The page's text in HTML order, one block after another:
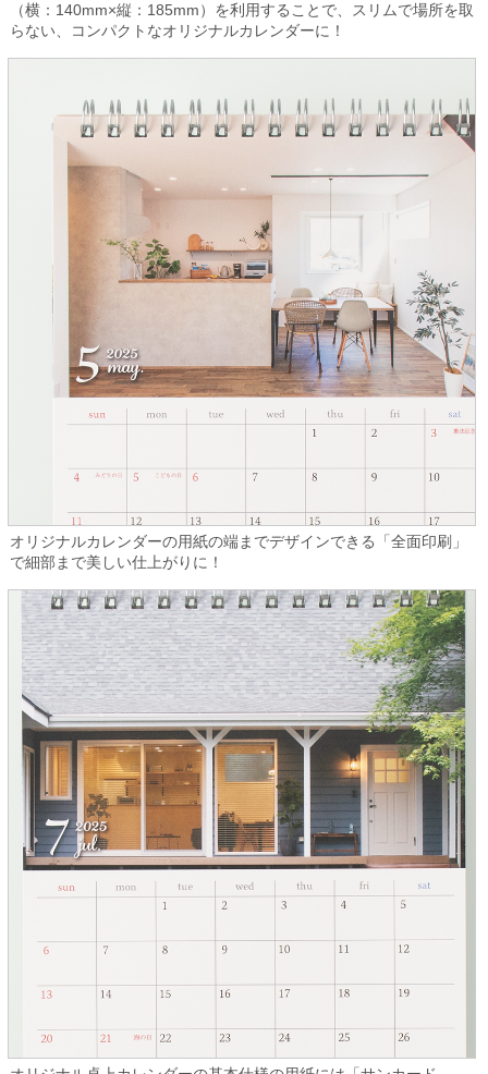
（横：140mm×縦：185mm）を利用することで、スリムで場所を取
らない、コンパクトなオリジナルカレンダーに！
オリジナルカレンダーの用紙の端までデザインできる「全面印刷」
で細部まで美しい仕上がりに！